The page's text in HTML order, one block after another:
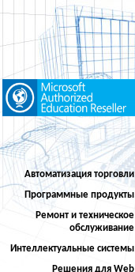
Автоматизация торговли
Программные продукты
Ремонт и техническое
обслуживание
Интеллектуальные системы
Решения для Web